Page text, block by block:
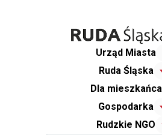
Urząd Miasta
Ruda Śląska
Dla mieszkańca
Gospodarka
Rudzkie NGO